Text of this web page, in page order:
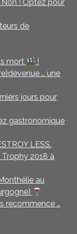
Non ! Optez pour
de
mort
!
… une
jours pour
gastronomique
LESS.
2018 à
au
recommence …